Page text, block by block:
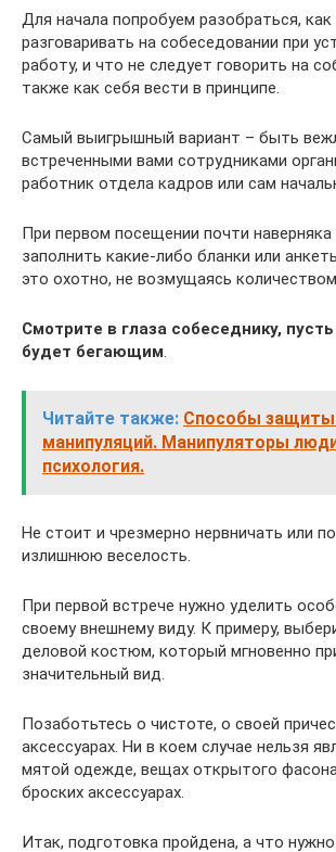
Для начала попробуем разобраться, как
разговаривать на собеседовании при
работу, и что не следует говорить на
также как себя вести в принципе.
Самый выигрышный вариант – быть
встреченными вами сотрудниками
работник отдела кадров или сам
При первом посещении почти наверняка
заполнить какие-либо бланки или
это охотно, не возмущаясь
Смотрите в глаза собеседнику,
будет бегающим.
Читайте также: Способы
манипуляций. Манипуляторы
психология.
Не стоит и чрезмерно нервничать или
излишнюю веселость.
При первой встрече нужно уделить
своему внешнему виду. К примеру,
деловой костюм, который мгновенно
значительный вид.
Позаботьтесь о чистоте, о своей
аксессуарах. Ни в коем случае нельзя
мятой одежде, вещах открытого
броских аксессуарах.
Итак, подготовка пройдена, а что